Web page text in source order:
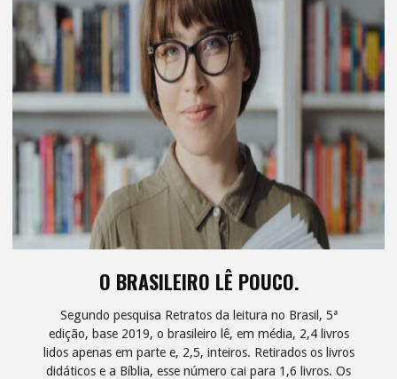
ANDRÉ
LUIZ
E
A
CODIFICAÇÃO
ESPÍRITA."
O BRASILEIRO LÊ POUCO.
Segundo pesquisa Retratos da leitura no Brasil, 5ª
edição, base 2019, o brasileiro lê, em média, 2,4 livros
lidos apenas em parte e, 2,5, inteiros. Retirados os livros
didáticos e a Bíblia, esse número cai para 1,6 livros. Os